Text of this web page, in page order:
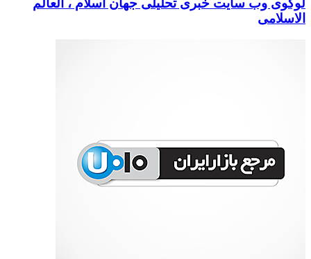
لوگوی وب سایت خبری تحلیلی جهان اسلام ، العالم
الاسلامی